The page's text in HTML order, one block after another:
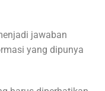
jawaban
yang dipunya